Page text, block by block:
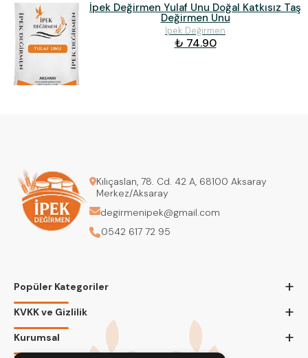
İpek Değirmen Yulaf Unu Doğal Katkısız Taş
Değirmen Unu
İpek Değirmen
₺ 74.90
Kılıçaslan, 78. Cd. 42 A, 68100 Aksaray
Merkez/Aksaray
degirmenipek@gmail.com
0542 617 72 95
Popüler Kategoriler +
KVKK ve Gizlilik +
Kurumsal +